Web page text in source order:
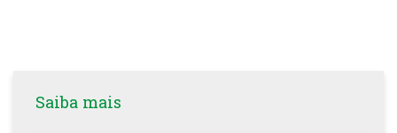
Saiba mais